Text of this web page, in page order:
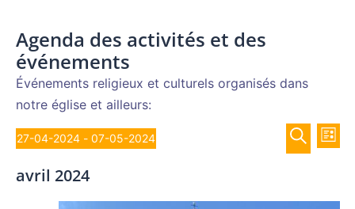
Agenda des activités et des
événements
Événements religieux et culturels organisés dans
notre église et ailleurs:
Évènements
et
de
de
LISTE
27-04-2024 - 07-05-2024
une
avril 2024